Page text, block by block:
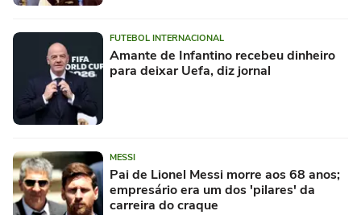
FUTEBOL INTERNACIONAL
Amante de Infantino recebeu dinheiro
para deixar Uefa, diz jornal
MESSI
Pai de Lionel Messi morre aos 68 anos;
empresário era um dos 'pilares' da
carreira do craque